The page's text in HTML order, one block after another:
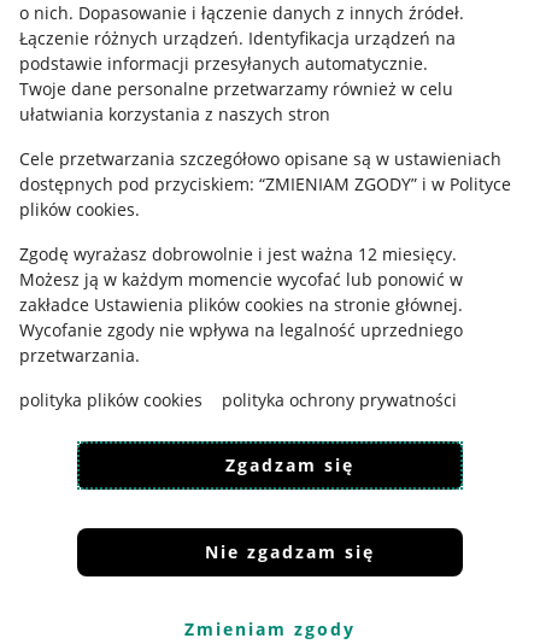
o nich. Dopasowanie i łączenie danych z innych źródeł.
Łączenie różnych urządzeń. Identyfikacja urządzeń na
podstawie informacji przesyłanych automatycznie.
Twoje dane personalne przetwarzamy również w celu
ułatwiania korzystania z naszych stron
Cele przetwarzania szczegółowo opisane są w ustawieniach
dostępnych pod przyciskiem: “ZMIENIAM ZGODY” i w Polityce
plików cookies.
Zgodę wyrażasz dobrowolnie i jest ważna 12 miesięcy.
Możesz ją w każdym momencie wycofać lub ponowić w
zakładce Ustawienia plików cookies na stronie głównej.
Wycofanie zgody nie wpływa na legalność uprzedniego
przetwarzania.
polityka plików cookies
polityka ochrony prywatności
Zgadzam się
Nie zgadzam się
Zmieniam zgody
Regulamin
Polityka plików "cookies"
Ustawienia plików "cookies"
Udostępnianie lokalizacji
Informacje dla Aktu o Usługach Cyfrowych
Pobierz aplikację
Korzystanie z serwisu oznacza akceptacjęregulaminu